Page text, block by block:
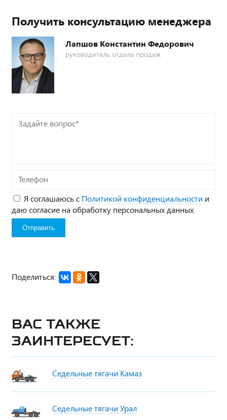
Получить консультацию менеджера
Лапшов Константин Федорович
руководитель отдела продаж
Задайте
Телефон
Я соглашаюсь с Политикой конфиденциальности и
даю согласие на обработку персональных данных
Поделиться:
Вас также
заинтересует:
Седельные тягачи Камаз
Седельные тягачи Урал